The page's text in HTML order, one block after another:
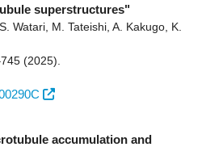
superstructures"
Watari, M. Tateishi, A. Kakugo, K.
(2025)
accumulation and